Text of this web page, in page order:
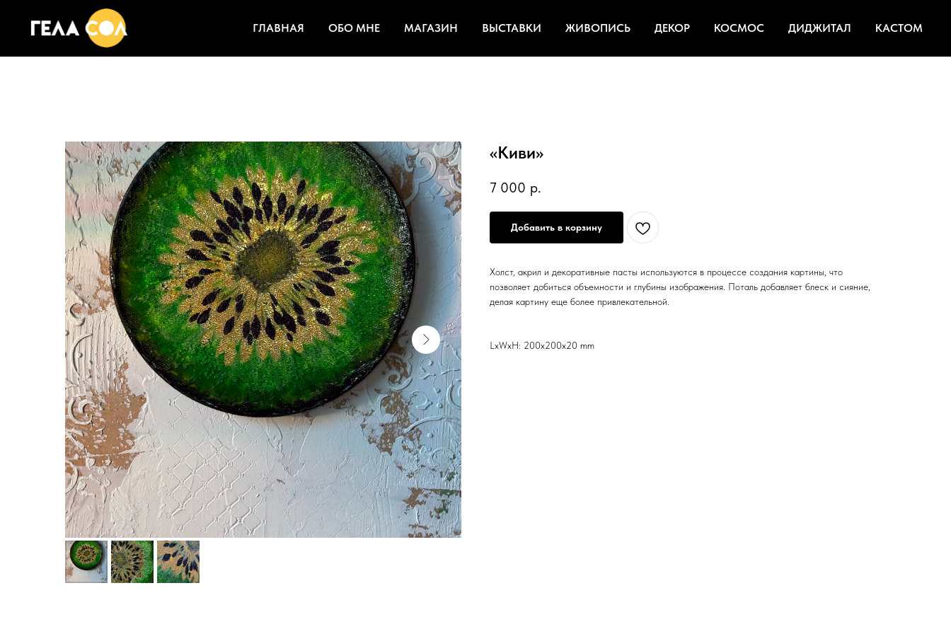
ГЛАВНАЯ ОБО МНЕ МАГАЗИН ВЫСТАВКИ ЖИВОПИСЬ ДЕКОР КОСМОС ДИДЖИТАЛ КАСТОМ
«Киви»
7 000 р.
Добавить в корзину
Холст, акрил и декоративные пасты используются в процессе создания картины, что
позволяет добиться объемности и глубины изображения. Поталь добавляет блеск и сияние,
делая картину еще более привлекательной.
LxWxH: 200x200x20 mm